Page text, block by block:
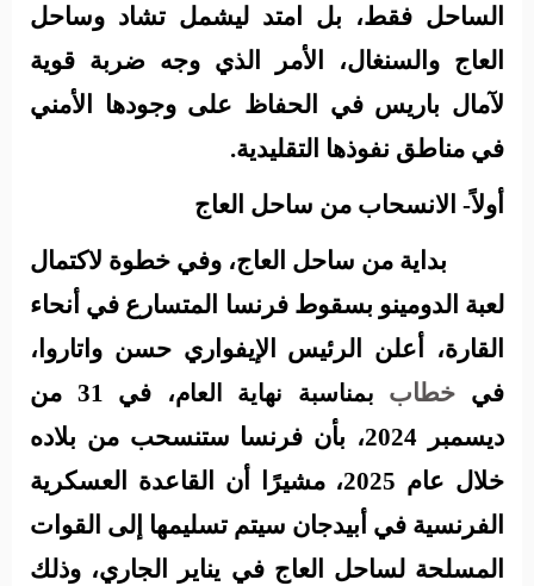
الساحل فقط، بل امتد ليشمل تشاد وساحل
العاج والسنغال، الأمر الذي وجه ضربة قوية
لآمال باريس في الحفاظ على وجودها الأمني
في مناطق نفوذها التقليدية.
أولاً- الانسحاب من ساحل العاج
بداية من ساحل العاج، وفي خطوة لاكتمال
لعبة الدومينو بسقوط فرنسا المتسارع في أنحاء
القارة، أعلن
الرئيس الإيفواري حسن واتاروا،
في خطاب بمناسبة نهاية العام
، في 31 من
ديسمبر 2024
، بأن فرنسا ستنسحب من بلاده
خلال عام 2025، مشيرًا أن القاعدة العسكرية
الفرنسية في أبيدجان سيتم تسليمها إلى القوات
المسلحة لساحل العاج في يناير الجاري، وذلك